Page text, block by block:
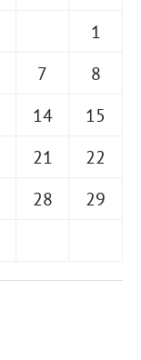
1
7
8
14
15
21
22
28
29